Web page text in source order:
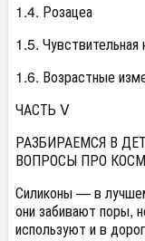
1.4. Розацеа
1.5. Чувствительная
1.6. Возрастные
ЧАСТЬ V
РАЗБИРАЕМСЯ В
ВОПРОСЫ ПРО
Силиконы — в
они забивают поры,
используют и в